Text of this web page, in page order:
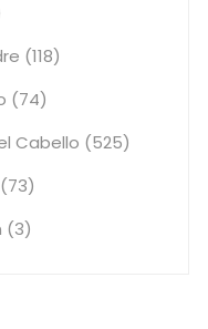
(118)
(74)
Cabello (525)
(3)